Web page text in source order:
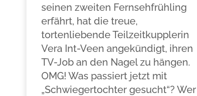
seinen zweiten Fernsehfrühling
erfährt, hat die treue,
tortenliebende Teilzeitkupplerin
Vera Int-Veen angekündigt, ihren
TV-Job an den Nagel zu hängen.
OMG! Was passiert jetzt mit
„Schwiegertochter gesucht“? Wer